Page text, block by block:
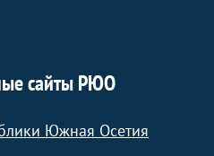
сайты РЮО
Южная Осетия